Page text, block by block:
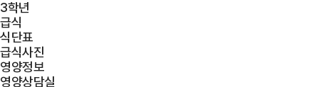
3학년
급식
식단표
급식사진
영양정보
영양상담실